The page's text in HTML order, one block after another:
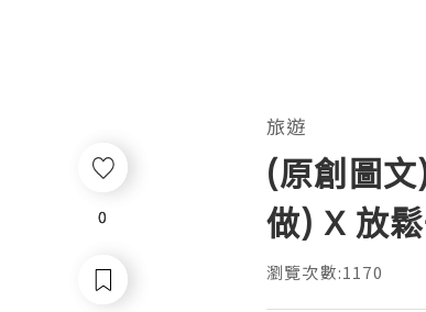
0
旅遊
(原創圖
做) X 放
瀏覽次數:1170
0